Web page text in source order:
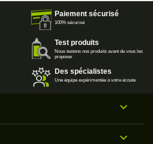
Paiement sécurisé
100% sécurisé
Test produits
Nous testons nos produits avant de vous les
proposer
Des spécialistes
Une équipe expérimentée à votre écoute

